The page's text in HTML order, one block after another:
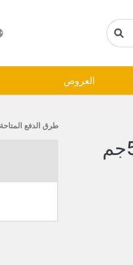
العروض
طرق الدفع المتاحة